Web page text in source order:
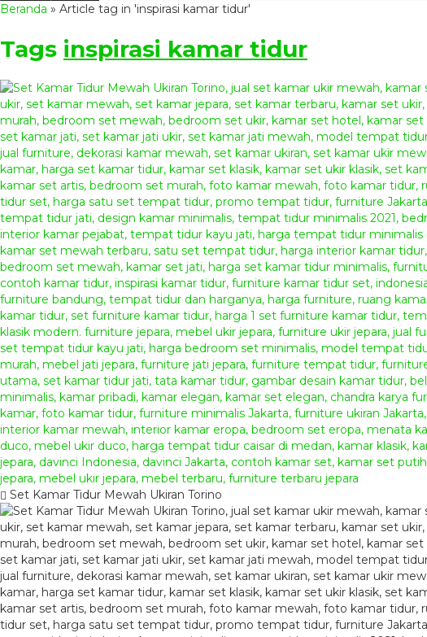
Beranda » Article tag in 'inspirasi kamar tidur'
Tags inspirasi kamar tidur
Set Kamar Tidur Mewah Ukiran Torino